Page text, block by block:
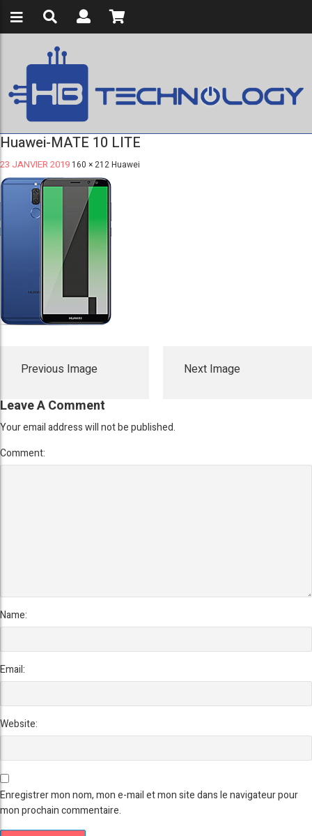
Huawei-MATE 10 LITE
23 JANVIER 2019 160 × 212Huawei
Previous Image Next Image
Leave A Comment
Your email address will not be published.
Comment:
Name:
Email:
Website:
Enregistrer mon nom, mon e-mail et mon site dans le navigateur pour
mon prochain commentaire.